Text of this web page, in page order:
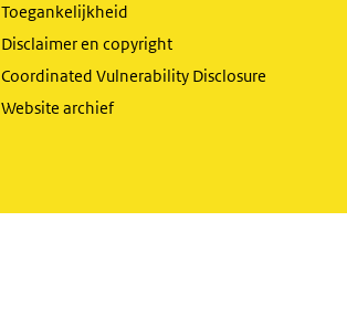
Toegankelijkheid
Disclaimer en copyright
Coordinated Vulnerability Disclosure
Website archief